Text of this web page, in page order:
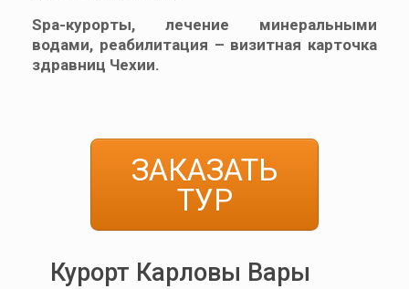
Spa-курорты, лечение минеральными
водами, реабилитация – визитная карточка
здравниц Чехии.
ЗАКАЗАТЬ
ТУР
Курорт Карловы Вары